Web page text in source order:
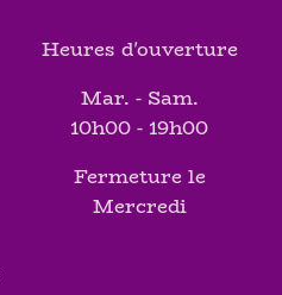
Heures d'ouverture
Mar. - Sam.
10h00 - 19h00
Fermeture le
Mercredi